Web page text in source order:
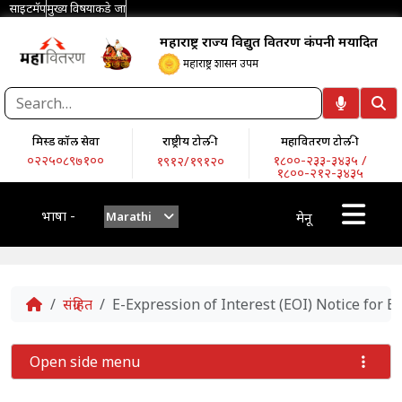
साइटमॅपमुख्य विषयाकडे जा
महाराष्ट्र राज्य विद्युत वितरण कंपनी मर्यादित
महाराष्ट्र शासन उपक्रम
मिस्ड कॉल सेवा
०२२५०८९७१००
राष्ट्रीय टोल-फ्री
१९१२/१९१२०
महावितरण टोल-फ्री
१८००-२३३-३४३५ /
१८००-२१२-३४३५
भाषा - Marathi मेनू
Home
संग्रहित E-Expression of Interest (EOI) Notice for
Open side menu